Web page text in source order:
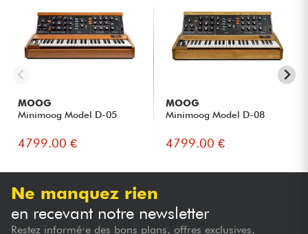
MOOG
Minimoog Model D-05
4799.00 €
MOOG
Minimoog Model D-08
4799.00 €
Ne manquez rien
en recevant notre newsletter
Restez informé·e des bons plans, offres exclusives,